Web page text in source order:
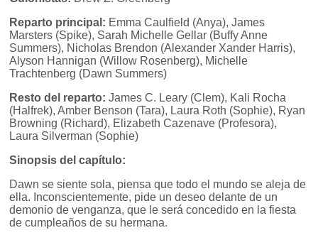
Reparto principal: Emma Caulfield (Anya), James
Marsters (Spike), Sarah Michelle Gellar (Buffy Anne
Summers), Nicholas Brendon (Alexander Xander Harris),
Alyson Hannigan (Willow Rosenberg), Michelle
Trachtenberg (Dawn Summers)
Resto del reparto: James C. Leary (Clem), Kali Rocha
(Halfrek), Amber Benson (Tara), Laura Roth (Sophie), Ryan
Browning (Richard), Elizabeth Cazenave (Profesora),
Laura Silverman (Sophie)
Sinopsis del capítulo:
Dawn se siente sola, piensa que todo el mundo se aleja de
ella. Inconscientemente, pide un deseo delante de un
demonio de venganza, que le será concedido en la fiesta
de cumpleaños de su hermana.